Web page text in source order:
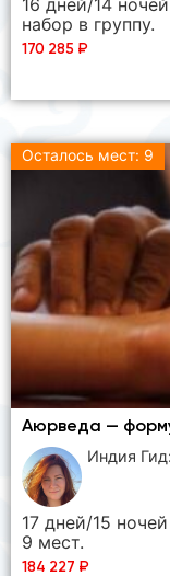
16 дней/14
набор в группу.
170 285 ₽
Осталось мест: 9
Аюрведа —
Индия
17 дней/15
9 мест.
184 227 ₽